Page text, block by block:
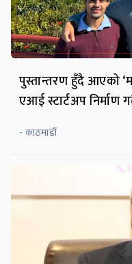
पुस्तान्तरण हुँदै आएको
एआई स्टार्टअप निर्माण
- काठमाडौं